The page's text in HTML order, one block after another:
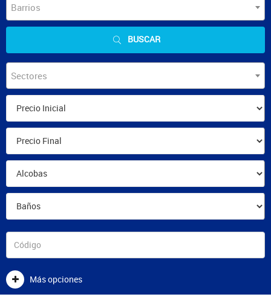
Barrios
BUSCAR
Sectores
Más opciones